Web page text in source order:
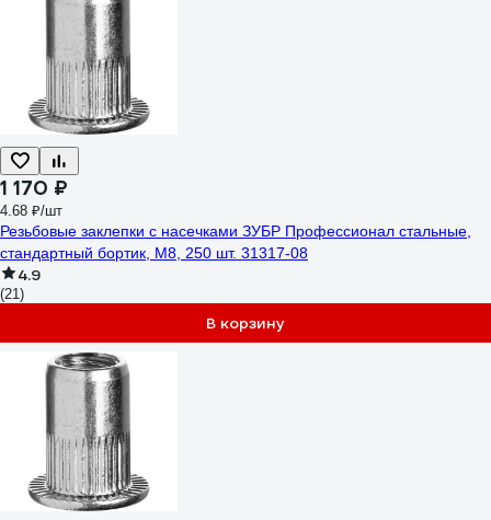
1 170 ₽
4.68 ₽/шт
Резьбовые заклепки с насечками ЗУБР Профессионал стальные,
стандартный бортик, М8, 250 шт. 31317-08
4.9
(21)
В корзину